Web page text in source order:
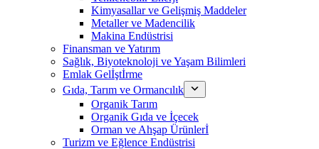
Kimyasallar ve Gelişmiş Maddeler
Metaller ve Madencilik
Makina Endüstrisi
Finansman ve Yatırım
Sağlık, Biyoteknoloji ve Yaşam Bilimleri
Emlak Gelİştİrme
Gıda, Tarım ve Ormancılık
Organik Tarım
Organik Gıda ve İçecek
Orman ve Ahşap Ürünlerİ
Turizm ve Eğlence Endüstrisi